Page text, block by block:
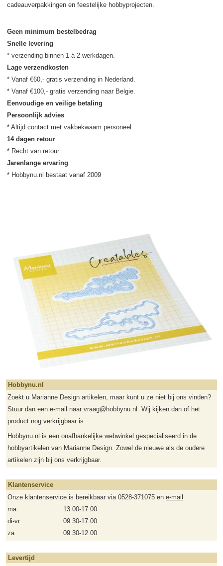
cadeauverpakkingen en feestelijke hobbyprojecten.
Geen minimum bestelbedrag
Snelle levering
Lage verzendkosten
* Vanaf €60,- gratis verzending in Nederland.
Eenvoudige en veilige betaling
Persoonlijk advies
14 dagen retour
Jarenlange ervaring
* Hobbynu.nl bestaat vanaf 2009
Hobbynu.nl
Zoekt u Marianne Design artikelen, maar kunt u ze niet bij ons vinden?
Stuur dan een e-mail naar vraag@hobbynu.nl. Wij kijken dan of het
product nog verkrijgbaar is.
Hobbynu.nl is een onafhankelijke webwinkel gespecialiseerd in de
hobbyartikelen van Marianne Design. Zowel de nieuwe als de oudere
artikelen zijn bij ons verkrijgbaar.
Klantenservice
Onze klantenservice is bereikbaar via 0528-371075 en e-mail .
ma
13:00-17:00
di-vr
09:30-17:00
za
09:30-12:00
Levertijd